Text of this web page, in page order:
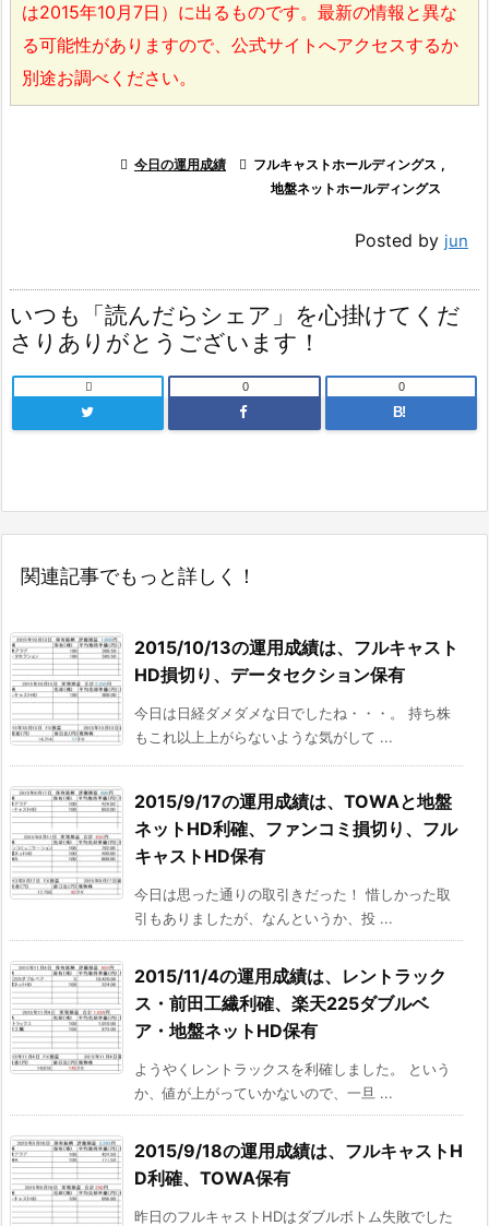
は2015年10月7日）に出るものです。最新の情報と異な
る可能性がありますので、公式サイトへアクセスするか
別途お調べください。
 今日の運用成績  フルキャストホールディングス ,
地盤ネットホールディングス
Posted by jun
いつも「読んだらシェア」を心掛けてくだ
さりありがとうございます！
 0
B!
0
関連記事でもっと詳しく！
2015/10/13の運用成績は、フルキャスト
HD損切り、データセクション保有
今日は日経ダメダメな日でしたね・・・。 持ち株
もこれ以上上がらないような気がして ...
2015/9/17の運用成績は、TOWAと地盤
ネットHD利確、ファンコミ損切り、フル
キャストHD保有
今日は思った通りの取引きだった！ 惜しかった取
引もありましたが、なんというか、投 ...
2015/11/4の運用成績は、レントラック
ス・前田工繊利確、楽天225ダブルベ
ア・地盤ネットHD保有
ようやくレントラックスを利確しました。 という
か、値が上がっていかないので、一旦 ...
2015/9/18の運用成績は、フルキャストH
D利確、TOWA保有
昨日のフルキャストHDはダブルボトム失敗でした